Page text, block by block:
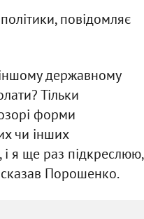
повідомляє
державному
Тільки
форми
чи інших
я ще раз підкреслюю,
Порошенко.